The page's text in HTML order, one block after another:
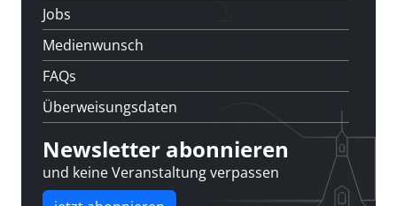
Jobs
Medienwunsch
FAQs
Überweisungsdaten
Newsletter abonnieren
und keine Veranstaltung verpassen